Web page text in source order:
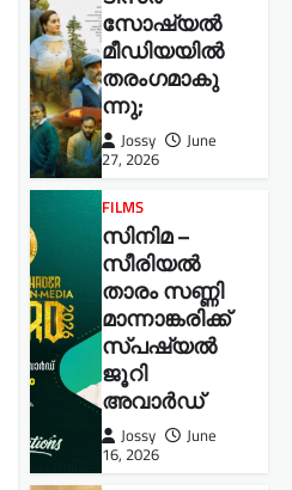
സോഷ്യൽ
മീഡിയയിൽ
തരംഗമാകു
ന്നു;
Jossy
June
27, 2026
FILMS
സിനിമ –
സീരിയൽ
താരം സണ്ണി
മാന്നാങ്കരിക്ക്
സ്പഷ്യൽ
ജൂറി
അവാർഡ്
Jossy
June
16, 2026